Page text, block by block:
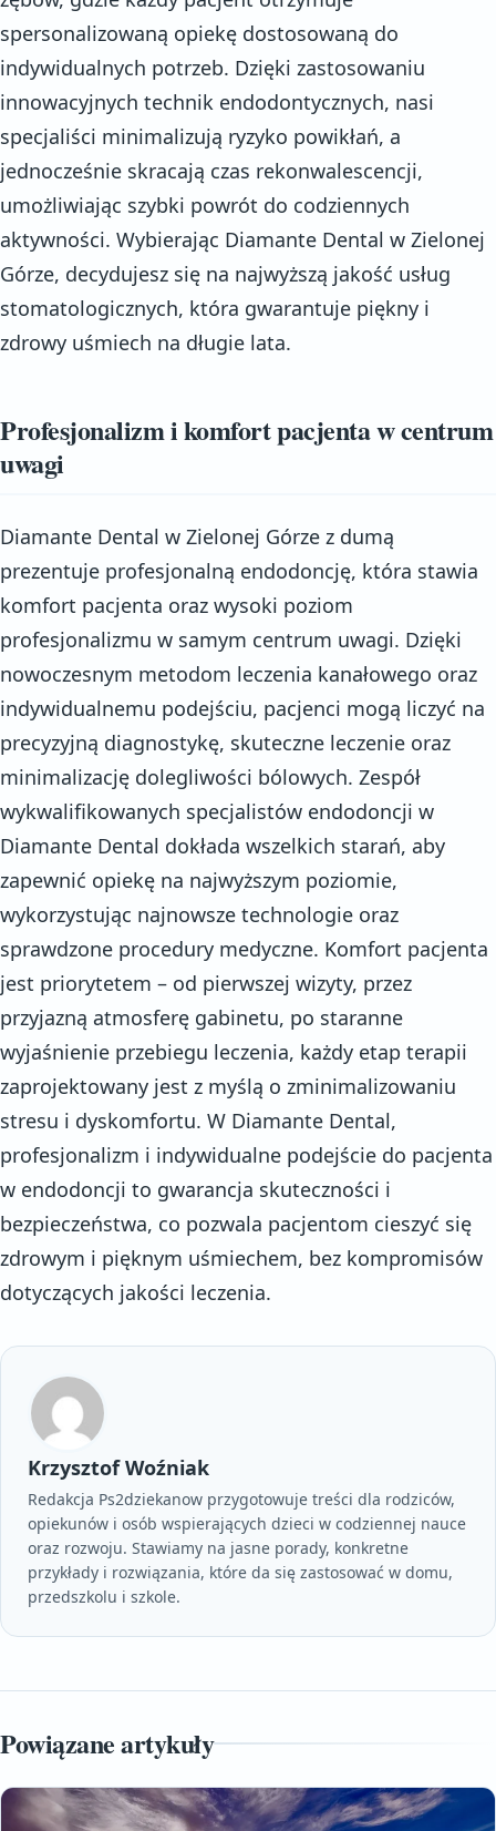
spersonalizowaną opiekę dostosowaną do
indywidualnych potrzeb. Dzięki zastosowaniu
innowacyjnych technik endodontycznych, nasi
specjaliści minimalizują ryzyko powikłań, a
jednocześnie skracają czas rekonwalescencji,
umożliwiając szybki powrót do codziennych
aktywności. Wybierając Diamante Dental w Zielonej
Górze, decydujesz się na najwyższą jakość usług
stomatologicznych, która gwarantuje piękny i
zdrowy uśmiech na długie lata.
Profesjonalizm i komfort pacjenta w centrum
uwagi
Diamante Dental w Zielonej Górze z dumą
prezentuje profesjonalną endodoncję, która stawia
komfort pacjenta oraz wysoki poziom
profesjonalizmu w samym centrum uwagi. Dzięki
nowoczesnym metodom leczenia kanałowego oraz
indywidualnemu podejściu, pacjenci mogą liczyć na
precyzyjną diagnostykę, skuteczne leczenie oraz
minimalizację dolegliwości bólowych. Zespół
wykwalifikowanych specjalistów endodoncji w
Diamante Dental dokłada wszelkich starań, aby
zapewnić opiekę na najwyższym poziomie,
wykorzystując najnowsze technologie oraz
sprawdzone procedury medyczne. Komfort pacjenta
jest priorytetem – od pierwszej wizyty, przez
przyjazną atmosferę gabinetu, po staranne
wyjaśnienie przebiegu leczenia, każdy etap terapii
zaprojektowany jest z myślą o zminimalizowaniu
stresu i dyskomfortu. W Diamante Dental,
profesjonalizm i indywidualne podejście do pacjenta
w endodoncji to gwarancja skuteczności i
bezpieczeństwa, co pozwala pacjentom cieszyć się
zdrowym i pięknym uśmiechem, bez kompromisów
dotyczących jakości leczenia.
Krzysztof Woźniak
Redakcja Ps2dziekanow przygotowuje treści dla rodziców,
opiekunów i osób wspierających dzieci w codziennej nauce
oraz rozwoju. Stawiamy na jasne porady, konkretne
przykłady i rozwiązania, które da się zastosować w domu,
przedszkolu i szkole.
Powiązane artykuły